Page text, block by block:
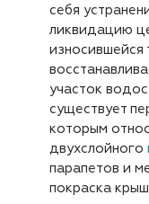
себя
ликвидацию
износившейся
участок
существует
которым
двухслойного
парапетов и
покраска